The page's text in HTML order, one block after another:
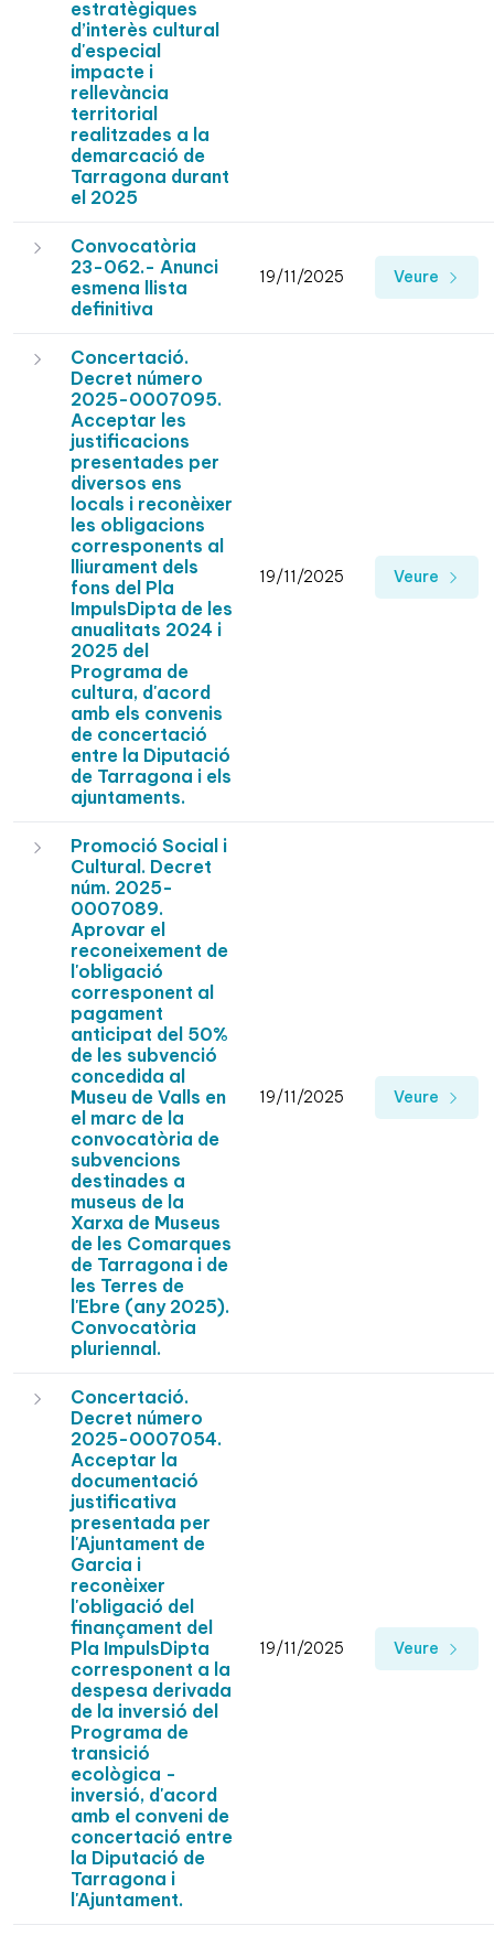
estratègiques
d’interès cultural
d'especial
impacte i
rellevància
territorial
realitzades a la
demarcació de
Tarragona durant
el 2025
Convocatòria
23-062.- Anunci
esmena llista
definitiva
19/11/2025 Veure
Concertació.
Decret número
2025-0007095.
Acceptar les
justificacions
presentades per
diversos ens
locals i reconèixer
les obligacions
corresponents al
lliurament dels
fons del Pla
ImpulsDipta de les
anualitats 2024 i
2025 del
Programa de
cultura, d'acord
amb els convenis
de concertació
entre la Diputació
de Tarragona i els
ajuntaments.
19/11/2025 Veure
Promoció Social i
Cultural. Decret
núm. 2025-
0007089.
Aprovar el
reconeixement de
l'obligació
corresponent al
pagament
anticipat del 50%
de les subvenció
concedida al
Museu de Valls en
el marc de la
convocatòria de
subvencions
destinades a
museus de la
Xarxa de Museus
de les Comarques
de Tarragona i de
les Terres de
l'Ebre (any 2025).
Convocatòria
pluriennal.
19/11/2025 Veure
Concertació.
Decret número
2025-0007054.
Acceptar la
documentació
justificativa
presentada per
l'Ajuntament de
Garcia i
reconèixer
l'obligació del
finançament del
Pla ImpulsDipta
corresponent a la
despesa derivada
de la inversió del
Programa de
transició
ecològica -
inversió, d'acord
amb el conveni de
concertació entre
la Diputació de
Tarragona i
l'Ajuntament.
19/11/2025 Veure